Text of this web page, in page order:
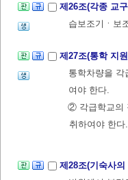
제26조(각종 교
습보조기ㆍ보
제27조(통학 지
통학차량을
여야 한다.
② 각급학교의
취하여야 한다.
제28조(기숙사